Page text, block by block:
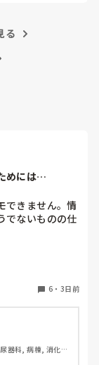
師たちに、な
？
のために、そ
てもよい働き
る
めには…
できません。情
でないものの仕
まいます。何
6 ・ 3日前
器科, 病棟, 消化器